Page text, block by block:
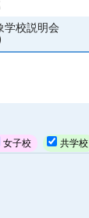
説
体
学校説明会
)
女子校 共学校